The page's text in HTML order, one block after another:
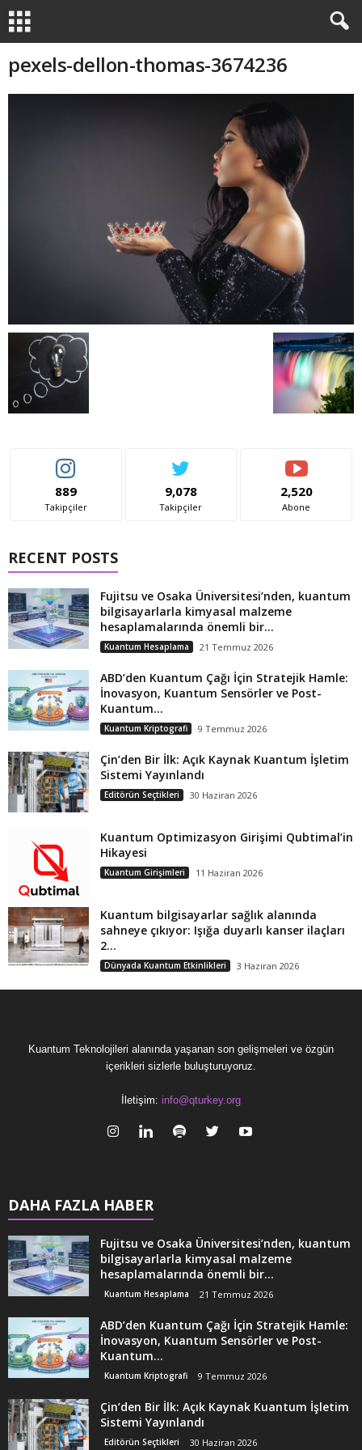
pexels-dellon-thomas-3674236
889
Takipçiler
9,078
Takipçiler
2,520
Abone
RECENT POSTS
Fujitsu ve Osaka Üniversitesi’nden, kuantum
bilgisayarlarla kimyasal malzeme
hesaplamalarında önemli bir...
Kuantum Hesaplama 21 Temmuz 2026
ABD’den Kuantum Çağı İçin Stratejik Hamle:
İnovasyon, Kuantum Sensörler ve Post-
Kuantum...
Kuantum Kriptografi 9 Temmuz 2026
Çin’den Bir İlk: Açık Kaynak Kuantum İşletim
Sistemi Yayınlandı
Editörün Seçtikleri 30 Haziran 2026
Kuantum Optimizasyon Girişimi Qubtimal’in
Hikayesi
Kuantum Girişimleri 11 Haziran 2026
Kuantum bilgisayarlar sağlık alanında
sahneye çıkıyor: Işığa duyarlı kanser ilaçları
2...
Dünyada Kuantum Etkinlikleri 3 Haziran 2026
Kuantum Teknolojileri alanında yaşanan son gelişmeleri ve özgün
içerikleri sizlerle buluşturuyoruz.
İletişim: info@qturkey.org
DAHA FAZLA HABER
Fujitsu ve Osaka Üniversitesi’nden, kuantum
bilgisayarlarla kimyasal malzeme
hesaplamalarında önemli bir...
Kuantum Hesaplama 21 Temmuz 2026
ABD’den Kuantum Çağı İçin Stratejik Hamle:
İnovasyon, Kuantum Sensörler ve Post-
Kuantum...
Kuantum Kriptografi 9 Temmuz 2026
Çin’den Bir İlk: Açık Kaynak Kuantum İşletim
Sistemi Yayınlandı
Editörün Seçtikleri 30 Haziran 2026